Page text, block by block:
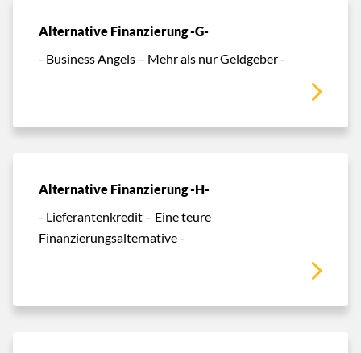
Alternative Finanzierung -G-
- Business Angels – Mehr als nur Geldgeber -
Alternative Finanzierung -H-
- Lieferantenkredit – Eine teure
Finanzierungsalternative -